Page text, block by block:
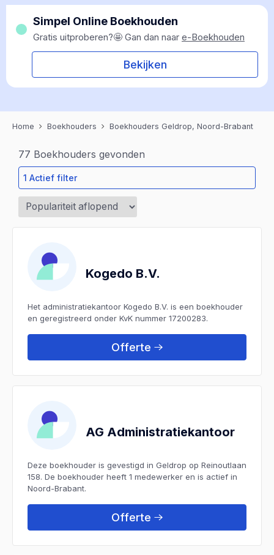
Simpel Online Boekhouden
Gratis uitproberen?🤩 Gan dan naar e-Boekhouden
Bekijken
Home Boekhouders Boekhouders Geldrop, Noord-Brabant
77 Boekhouders gevonden
1 Actief filter
Kogedo B.V.
Het administratiekantoor Kogedo B.V. is een boekhouder
en geregistreerd onder KvK nummer 17200283.
Offerte
AG Administratiekantoor
Deze boekhouder is gevestigd in Geldrop op Reinoutlaan
158. De boekhouder heeft 1 medewerker en is actief in
Noord-Brabant.
Offerte